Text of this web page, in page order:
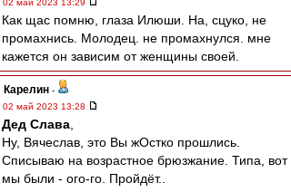
02 май 2023 13:29
Как щас помню, глаза Илюши. На, сцуко, не
промахнись. Молодец. не промахнулся. мне
кажется он зависим от женщины своей.
Карелин -
02 май 2023 13:28
Дед Слава
Ну, Вячеслав, это Вы жОстко прошлись.
Списываю на возрастное брюзжание. Типа, вот
мы были - ого-го. Пройдёт..